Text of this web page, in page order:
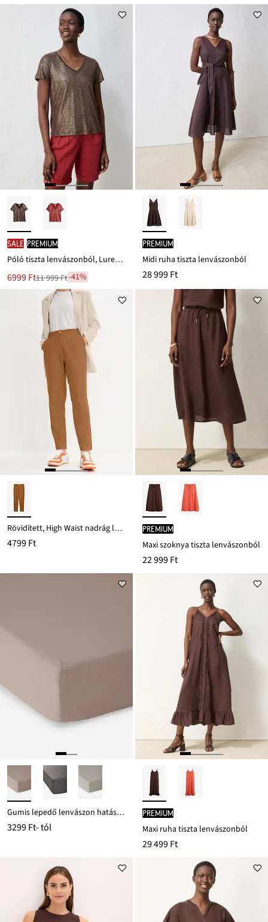
SALE PREMIUM
Póló tiszta lenvászonból, Lurex szálakkal
Új
ár
6999 Ft
Leárazva11 999 Ft-41%
PREMIUM
Midi ruha tiszta lenvászonból
28 999 Ft
Rövidített, High Waist nadrág lenvászon-viszkóz keverékből
4799 Ft
PREMIUM
Maxi szoknya tiszta lenvászonból
22 999 Ft
Gumis lepedő lenvászon hatásban
3299 Ft- tól
PREMIUM
Maxi ruha tiszta lenvászonból
29 499 Ft